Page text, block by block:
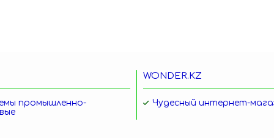
промышленно-
WONDER.KZ
Чудесный интернет-